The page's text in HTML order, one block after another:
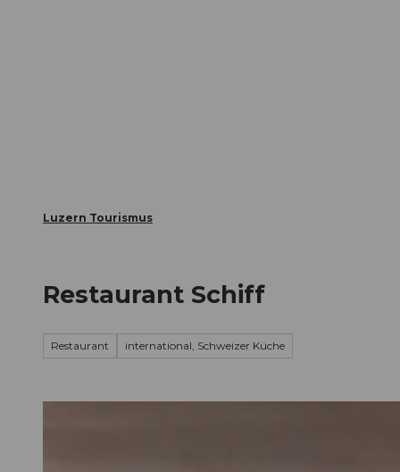
Luzern Tourismus
Restaurant Schiff
Restaurant international, Schweizer Küche